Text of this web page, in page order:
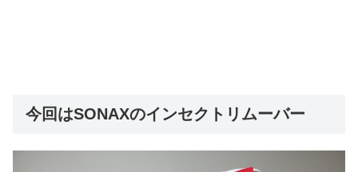
今回はSONAXのインセクトリムーバー